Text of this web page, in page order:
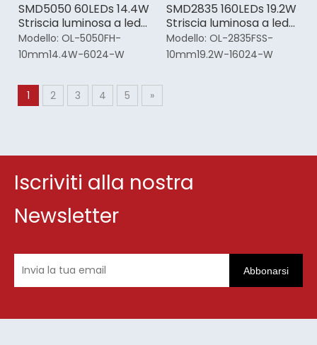
SMD5050 60LEDs 14.4W
Striscia luminosa a led
bianca dimmerabile
Modello: OL-5050FH-
10mm14.4W-6024-W
SMD2835 160LEDs 19.2W
Striscia luminosa a led
ad alta efficienza
Modello: OL-2835FSS-
10mm19.2W-16024-W
1 2 3 4 5 »
Iscriviti alla nostra
Newsletter
Abbonarsi